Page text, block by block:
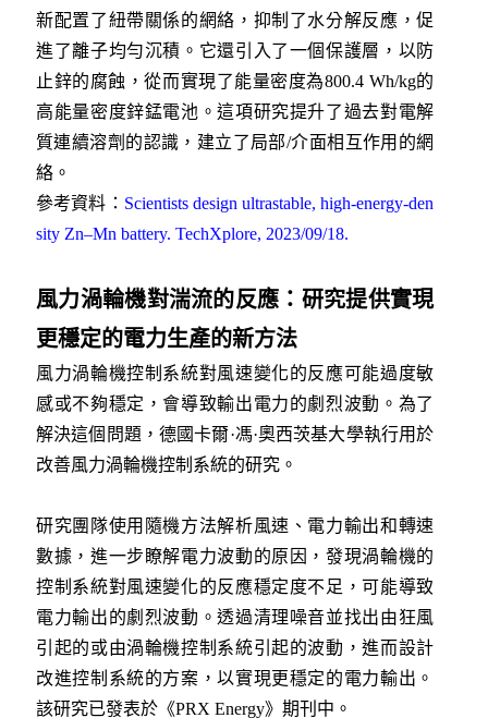
新配置了紐帶關係的網絡，抑制了水分解反應，促
進了離子均勻沉積。它還引入了一個保護層，以防
止鋅的腐蝕，從而實現了能量密度為800.4 Wh/kg的
高能量密度鋅錳電池。這項研究提升了過去對電解
質連續溶劑的認識，建立了局部/介面相互作用的網
絡。
參考資料： Scientists design ultrastable, high-energy-den
sity Zn–Mn battery. TechXplore, 2023/09/18.
風力渦輪機對湍流的反應：研究提供實現
更穩定的電力生產的新方法
風力渦輪機控制系統對風速變化的反應可能過度敏
感或不夠穩定，會導致輸出電力的劇烈波動。為了
解決這個問題，德國卡爾·馮·奧西茨基大學執行用於
改善風力渦輪機控制系統的研究。
研究團隊使用隨機方法解析風速、電力輸出和轉速
數據，進一步瞭解電力波動的原因，發現渦輪機的
控制系統對風速變化的反應穩定度不足，可能導致
電力輸出的劇烈波動。透過清理噪音並找出由狂風
引起的或由渦輪機控制系統引起的波動，進而設計
改進控制系統的方案，以實現更穩定的電力輸出。
該研究已發表於《PRX Energy》期刊中。